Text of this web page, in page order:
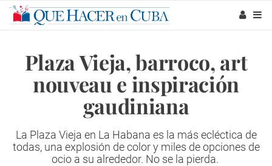
Plaza Vieja, barroco, art
nouveau e inspiración
gaudiniana
La Plaza Vieja en La Habana es la más ecléctica de
todas, una explosión de color y miles de opciones de
ocio a su alrededor. No se la pierda.